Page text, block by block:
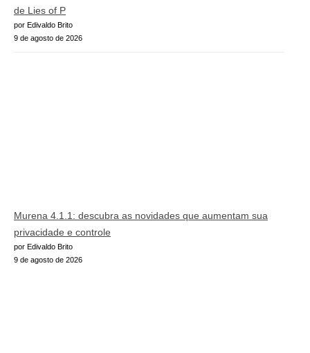
de Lies of P
por Edivaldo Brito
9 de agosto de 2026
Murena 4.1.1: descubra as novidades que aumentam sua
privacidade e controle
por Edivaldo Brito
9 de agosto de 2026